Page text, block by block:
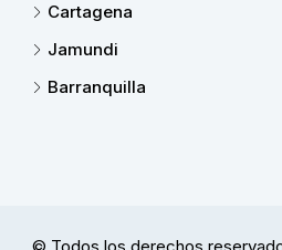
Cartagena
Jamundi
Barranquilla